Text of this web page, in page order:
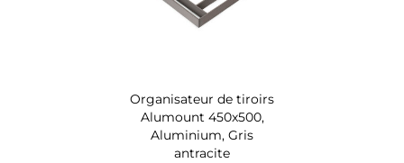
Organisateur de tiroirs
Alumount 450x500,
Aluminium, Gris
antracite